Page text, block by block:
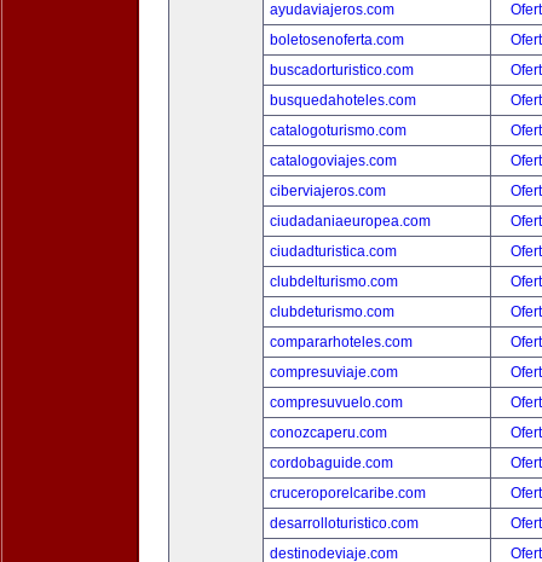
ayudaviajeros.com
boletosenoferta.com
buscadorturistico.com
busquedahoteles.com
catalogoturismo.com
catalogoviajes.com
ciberviajeros.com
ciudadaniaeuropea.com
ciudadturistica.com
clubdelturismo.com
clubdeturismo.com
compararhoteles.com
compresuviaje.com
compresuvuelo.com
conozcaperu.com
cordobaguide.com
cruceroporelcaribe.com
desarrolloturistico.com
destinodeviaje.com